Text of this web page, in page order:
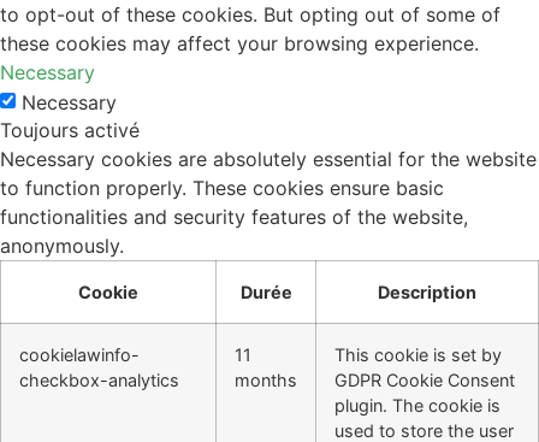
to opt-out of these cookies. But opting out of some of
these cookies may affect your browsing experience.
Necessary
Necessary
Toujours activé
Necessary cookies are absolutely essential for the website
to function properly. These cookies ensure basic
functionalities and security features of the website,
anonymously.
Cookie Durée Description
cookielawinfo-
checkbox-analytics
11
months
This cookie is set by
GDPR Cookie Consent
plugin. The cookie is
used to store the user